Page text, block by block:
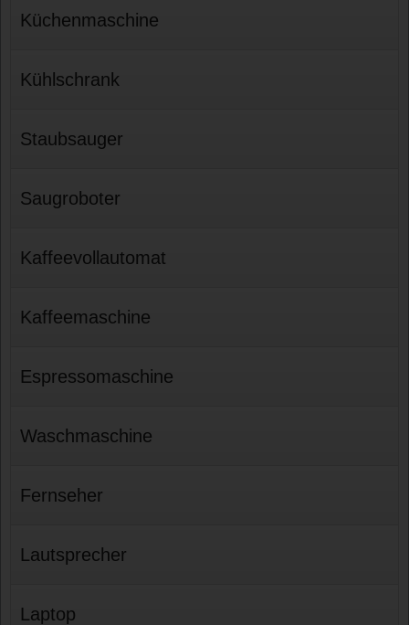
Küchenmaschine
Kühlschrank
Staubsauger
Saugroboter
Kaffeevollautomat
Kaffeemaschine
Espressomaschine
Waschmaschine
Fernseher
Lautsprecher
Laptop